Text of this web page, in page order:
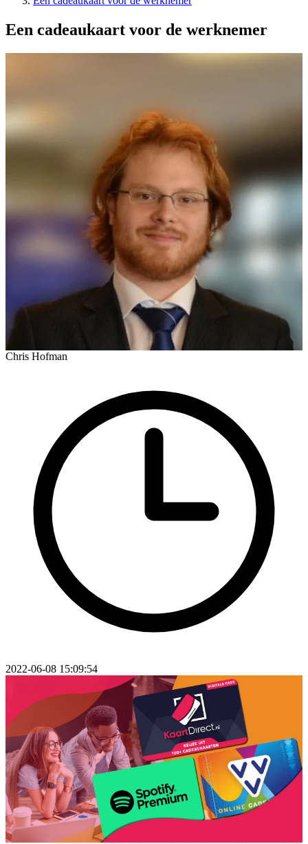
Een cadeaukaart voor de werknemer
Chris Hofman
2022-06-08 15:09:54